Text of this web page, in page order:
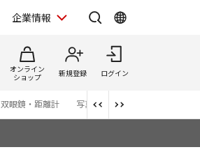
企業情報
オンライン
ショップ
新規登録 ログイン
双眼鏡・距離計 写真集 アプリ・ソフトウエ